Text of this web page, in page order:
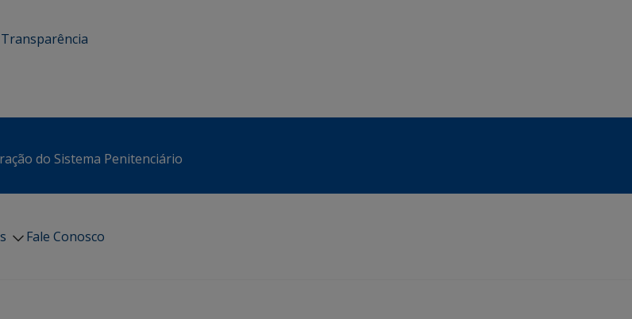
Transparência
do Sistema Penitenciário
Fale Conosco